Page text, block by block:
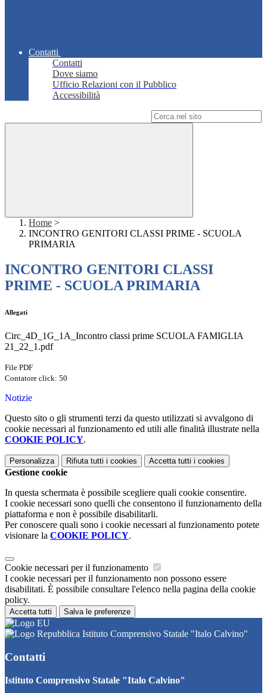
Contatti
Contatti
Dove siamo
Ufficio Relazioni con il Pubblico
Accessibilità
Home >
INCONTRO GENITORI CLASSI PRIME - SCUOLA
PRIMARIA
INCONTRO GENITORI CLASSI
PRIME - SCUOLA PRIMARIA
Allegati
Circ_4D_1G_1A_Incontro classi prime SCUOLA FAMIGLIA
21_22_1.pdf
File PDF
Contatore click: 50
Notizie
Questo sito o gli strumenti terzi da questo utilizzati si avvalgono di
cookie necessari al funzionamento ed utili alle finalità illustrate nella
COOKIE POLICY.
Personalizza Rifiuta tutti i cookies Accetta tutti i cookies
Gestione cookie
In questa schermata è possibile scegliere quali cookie consentire.
I cookie necessari sono quelli che consentono il funzionamento della
piattaforma e non è possibile disabilitarli.
Per conoscere quali sono i cookie necessari al funzionamento potete
visionare la COOKIE POLICY.
Cookie necessari per il funzionamento
I cookie necessari per il funzionamento non possono essere
disabilitati. È possibile consultare l'elenco nella pagina della cookie
policy.
Accetta tutti Salva le preferenze
Istituto Comprensivo Statale "Italo Calvino"
Contatti
Istituto Comprensivo Statale "Italo Calvino"